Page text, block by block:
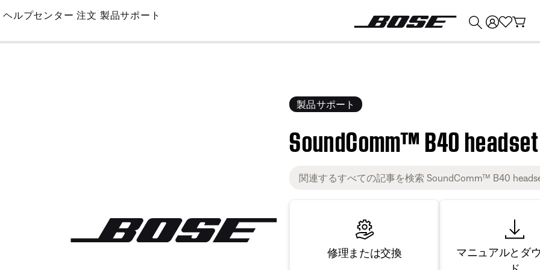
Skip
Main
ヘルプセンター 注文 製品サポート
製品サポート
SoundComm™ B40 headset
修理または交換
マニュアルとダ